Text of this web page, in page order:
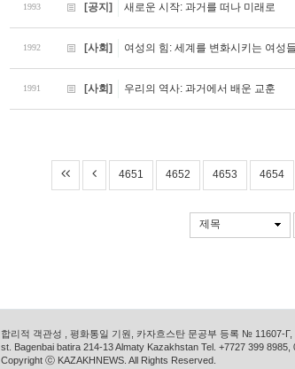
1993 [공지] 새로운 시작: 과거를 떠나 미래로
1992 [사회] 여성의 힘: 세계를 변화시키는 여성들
1991 [사회] 우리의 역사: 과거에서 배운 교훈
4651 4652 4653 4654
제목
합리적 객관성 , 평화통일 기원, 카자흐스탄 문공부 등록 № 11607-
st. Bagenbai batira 214-13 Almaty Kazakhstan Tel. +7727 399
Copyright ⓒ KAZAKHNEWS. All Rights Reserved.